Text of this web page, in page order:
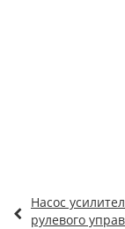
Насос
рулевого